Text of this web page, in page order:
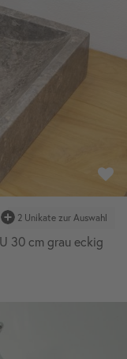
30 cm grau eckig